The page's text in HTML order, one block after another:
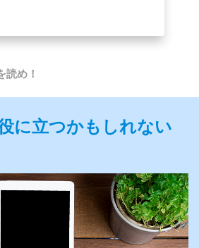
読め！
に立つかもしれない